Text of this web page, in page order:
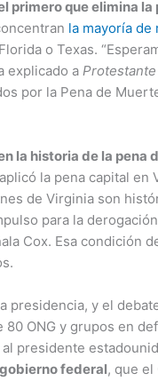
primero que elimina
la mayoría
o Texas.
explicado a
por la Pena de
la historia de la pena
la pena capital en
de Virginia son
para la
Cox. Esa condición
presidencia, y el
80 ONG y grupos en
al presidente
federal, que el